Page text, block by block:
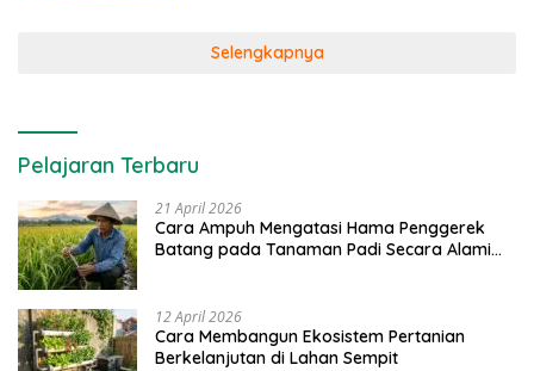
Selengkapnya
Pelajaran Terbaru
21 April 2026
Cara Ampuh Mengatasi Hama Penggerek
Batang pada Tanaman Padi Secara Alami
12 April 2026
Cara Membangun Ekosistem Pertanian
Berkelanjutan di Lahan Sempit